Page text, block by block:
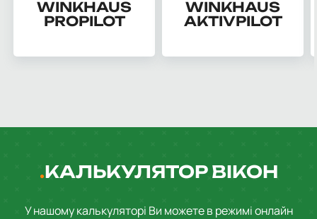
WINKHAUS
PROPILOT
WINKHAUS
AKTIVPILOT
КАЛЬКУЛЯТОР ВІКОН
У нашому калькуляторі Ви можете в режимі онлайн